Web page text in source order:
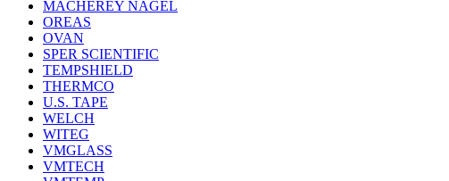
MACHEREY NAGEL
OREAS
OVAN
SPER SCIENTIFIC
TEMPSHIELD
THERMCO
U.S. TAPE
WELCH
WITEG
VMGLASS
VMTECH